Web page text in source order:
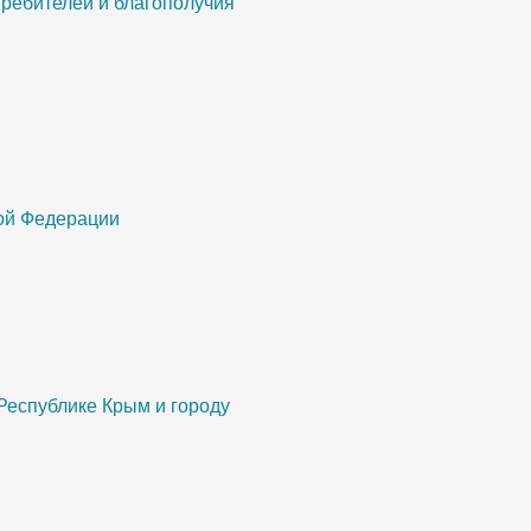
Федерации
Крым и городу